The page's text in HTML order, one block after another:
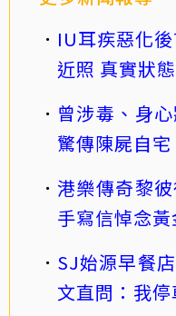
IU耳疾惡化
近照 真實狀
曾涉毒、身
驚傳陳屍自宅
港樂傳奇黎
手寫信悼念
SJ始源早餐
文直問：我停